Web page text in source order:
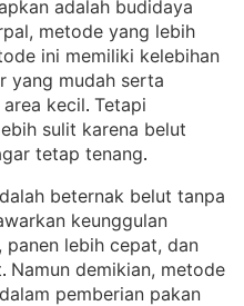
adalah budidaya
metode yang lebih
ini memiliki kelebihan
yang mudah serta
kecil. Tetapi
sulit karena belut
tetap tenang.
beternak belut tanpa
keunggulan
lebih cepat, dan
. Namun demikian, metode
pemberian pakan